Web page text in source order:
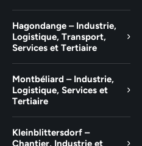
Hagondange – Industrie,
Logistique, Transport,
Services et Tertiaire
Montbéliard – Industrie,
Logistique, Services et
Tertiaire
Kleinblittersdorf –
Chantier, Industrie et